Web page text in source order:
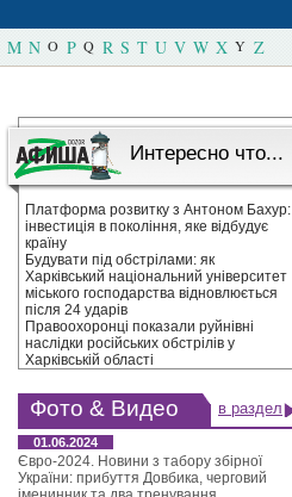
M N O P Q R S T U V W X Y Z
Интересно что...
Платформа розвитку з Антоном Бахур:
інвестиція в покоління, яке відбудує
країну
Будувати під обстрілами: як
Харківський національний університет
міського господарства відновлюється
після 24 ударів
Правоохоронці показали руйнівні
наслідки російських обстрілів у
Харківській області
Фото & Видео в раздел
01.06.2024
Євро-2024. Новини з табору збірної
України: прибуття Довбика, черговий